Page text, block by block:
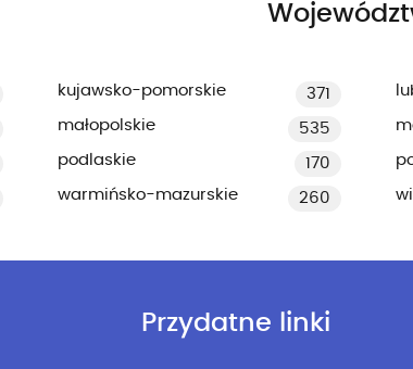
kujawsko-pomorskie 371
małopolskie 535
podlaskie 170
warmińsko-mazurskie 260
Przydatne linki